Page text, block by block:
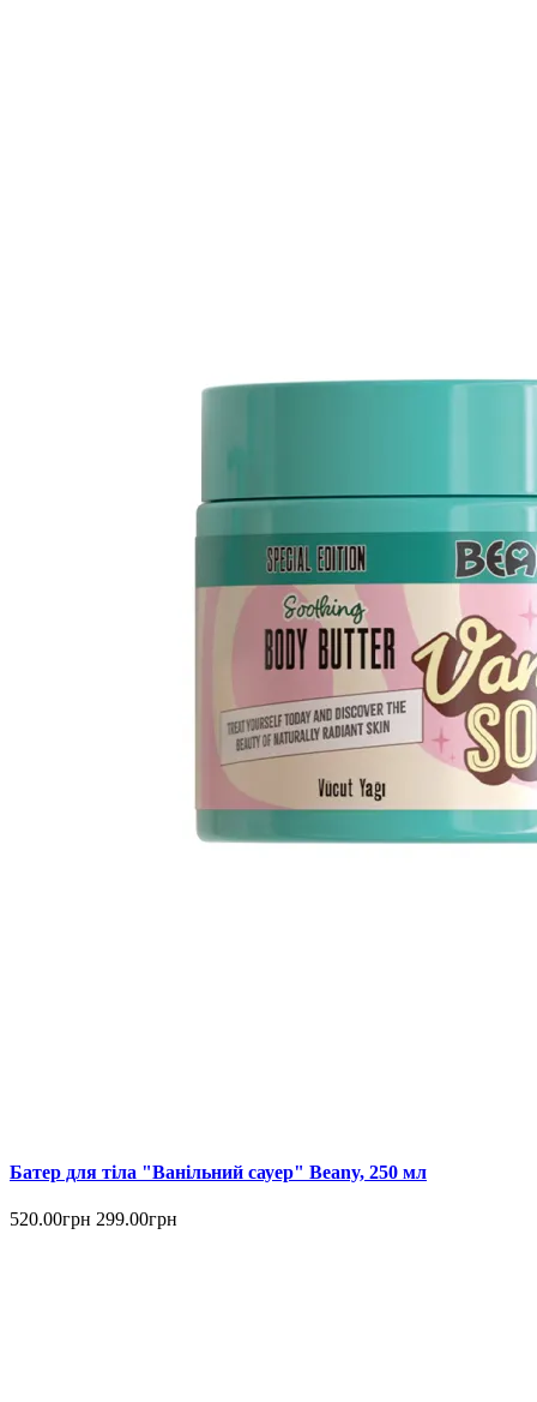
Батер для тіла "Ванільний сауер" Beany, 250 мл
520.00грн 299.00грн